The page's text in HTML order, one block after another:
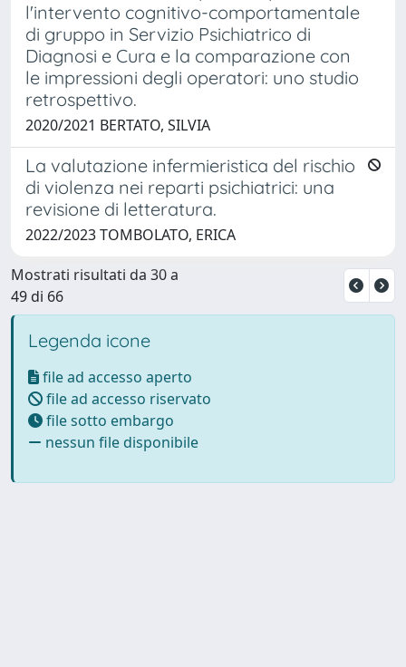
l'intervento cognitivo-comportamentale
di gruppo in Servizio Psichiatrico di
Diagnosi e Cura e la comparazione con
le impressioni degli operatori: uno studio
retrospettivo.
2020/2021 BERTATO, SILVIA
La valutazione infermieristica del rischio
di violenza nei reparti psichiatrici: una
revisione di letteratura.
2022/2023 TOMBOLATO, ERICA
Mostrati risultati da 30 a
49 di 66
Legenda icone
file ad accesso aperto
file ad accesso riservato
file sotto embargo
nessun file disponibile